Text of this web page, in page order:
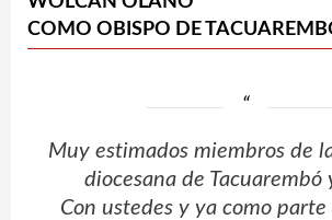
COMO OBISPO DE
Muy estimados miembros de
diocesana de Tacuarembó
Con ustedes y ya como parte